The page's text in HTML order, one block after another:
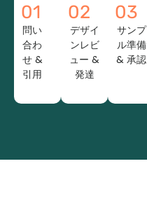
01
問い
合わ
せ &
引用
02
デザイ
ンレビ
ュー &
発達
03
サンプ
ル準備
& 承認